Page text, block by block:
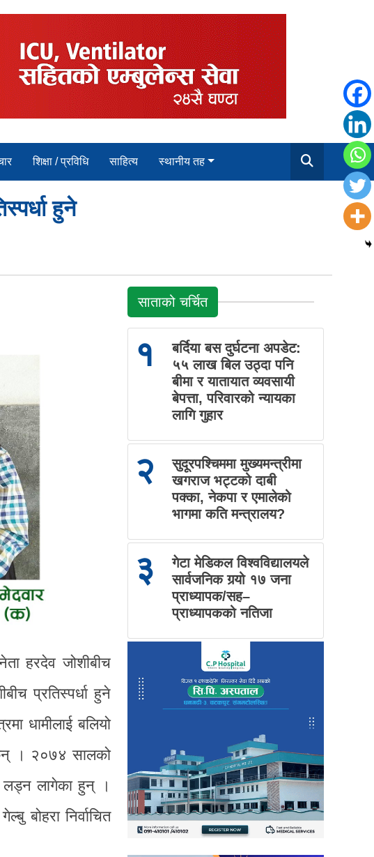
शिक्षा / प्रविधि साहित्य स्थानीय तह
हुने
हरदेव जोशीबीच
प्रतिस्पर्धा हुने
धामीलाई बलियो
। २०७४ सालको
लड्न लागेका हुन् ।
बोहरा निर्वाचित
साताको चर्चित
१
बर्दिया बस दुर्घटना अपडेट:
५५ लाख बिल उठ्दा पनि
बीमा र यातायात व्यवसायी
बेपत्ता, परिवारको न्यायका
लागि गुहार
२
सुदूरपश्चिममा मुख्यमन्त्रीमा
खगराज भट्टको दाबी
पक्का, नेकपा र एमालेको
भागमा कति मन्त्रालय?
३
गेटा मेडिकल विश्वविद्यालयले
सार्वजनिक गर्‍यो १७ जना
प्राध्यापक/सह–
प्राध्यापकको नतिजा